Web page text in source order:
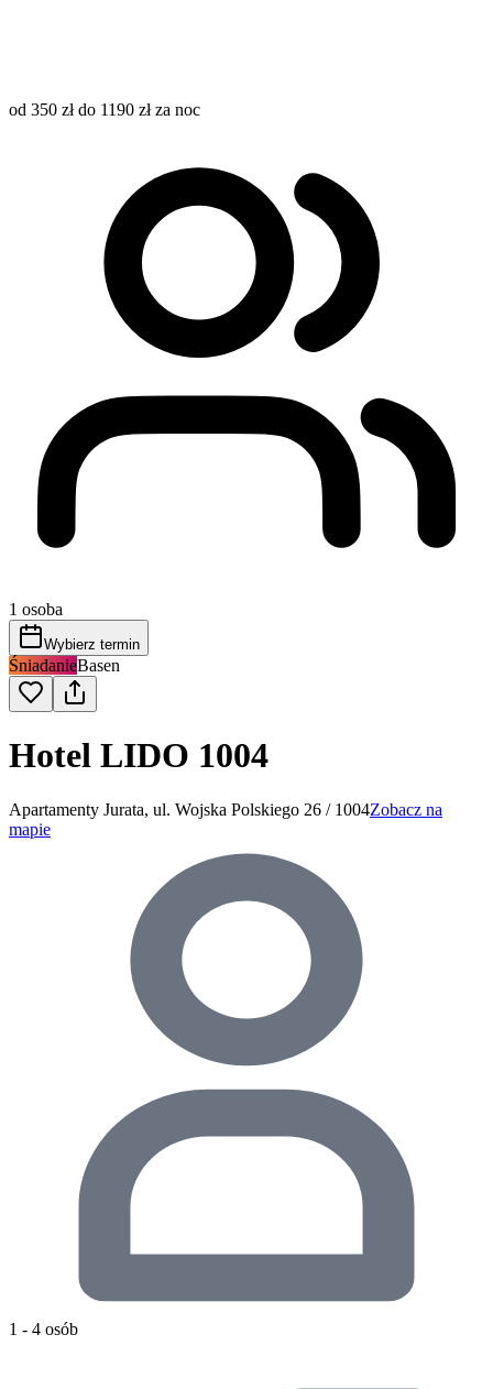
od 350 zł do 1190 zł za noc
1 osoba
Wybierz termin
ŚniadanieBasen
Hotel LIDO 1004
Apartamenty Jurata, ul. Wojska Polskiego 26 / 1004Zobacz na
mapie
1 - 4 osób